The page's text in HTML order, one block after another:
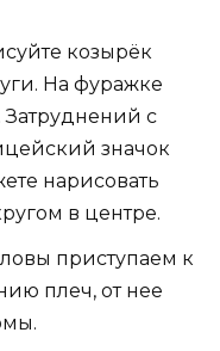
козырёк
На фуражке
Затруднений с
значок
нарисовать
в центре.
приступаем к
плеч, от нее